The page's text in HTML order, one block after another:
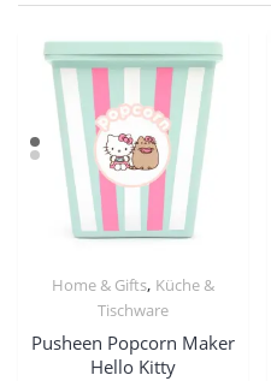
Home & Gifts, Küche &
Tischware
Pusheen Popcorn Maker
Hello Kitty